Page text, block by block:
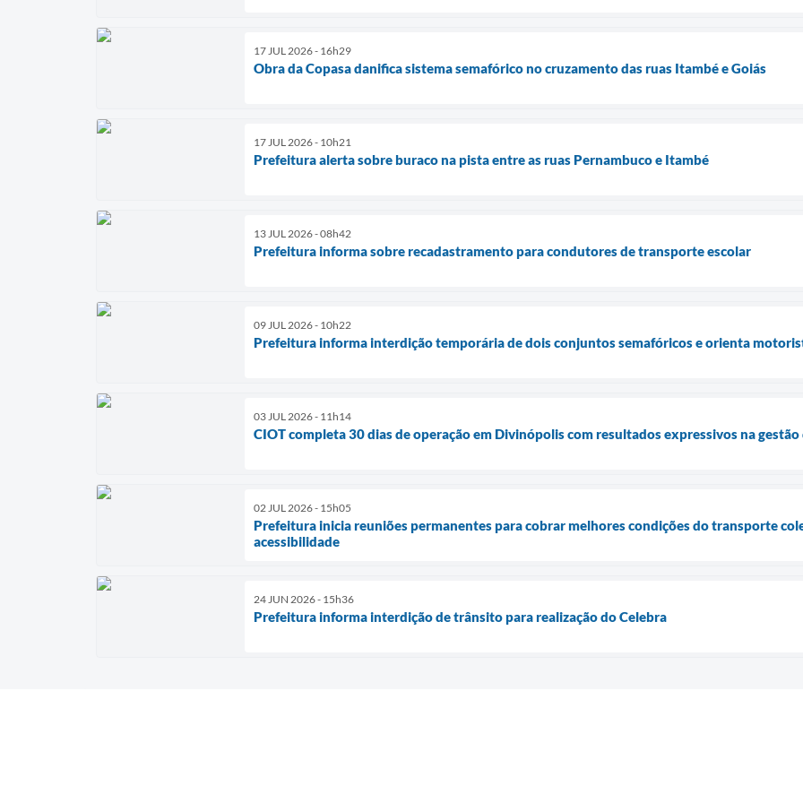
17 JUL 2026 - 16h29
Obra da Copasa danifica sistema semafórico no cruzamento das ruas Itambé e Goiás
17 JUL 2026 - 10h21
Prefeitura alerta sobre buraco na pista entre as ruas Pernambuco e Itambé
13 JUL 2026 - 08h42
Prefeitura informa sobre recadastramento para condutores de transporte escolar
09 JUL 2026 - 10h22
Prefeitura informa interdição temporária de dois conjuntos semafóricos e orienta
03 JUL 2026 - 11h14
CIOT completa 30 dias de operação em Divinópolis com resultados expressivos na
02 JUL 2026 - 15h05
Prefeitura inicia reuniões permanentes para cobrar melhores condições do transporte
acessibilidade
24 JUN 2026 - 15h36
Prefeitura informa interdição de trânsito para realização do Celebra